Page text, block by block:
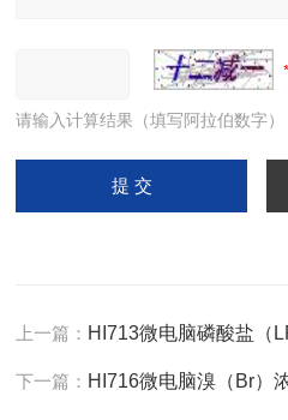
请输入计算结果（填写阿拉伯数字
上一篇： HI713微电脑磷酸盐（
下一篇： HI716微电脑溴（Br）